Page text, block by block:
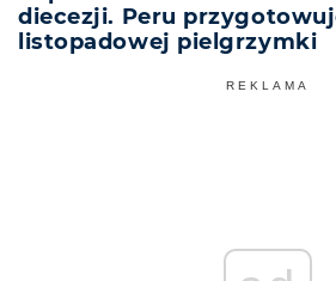
diecezji. Peru
listopadowej pielgrzymki
REKLAMA